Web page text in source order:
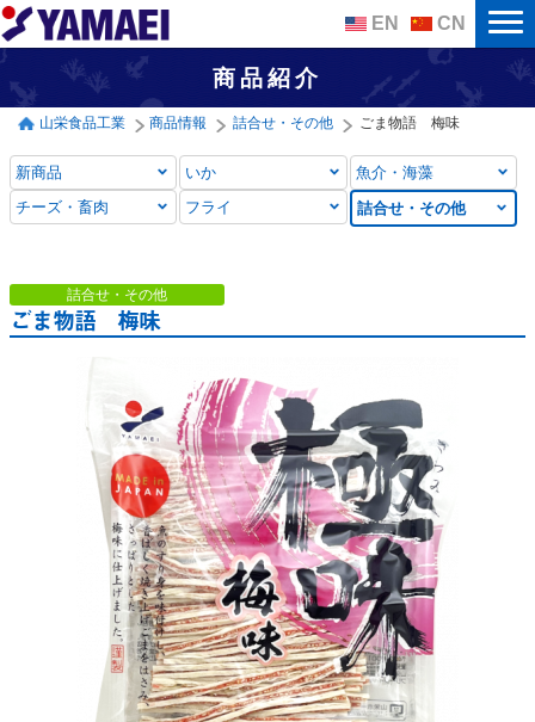
EN CN
商品紹介
山栄食品工業 商品情報 詰合せ・その他 ごま物語 梅味
新商品 いか
魚介・海藻
チーズ・畜肉
フライ 詰合せ・その他
詰合せ・その他
ごま物語 梅味